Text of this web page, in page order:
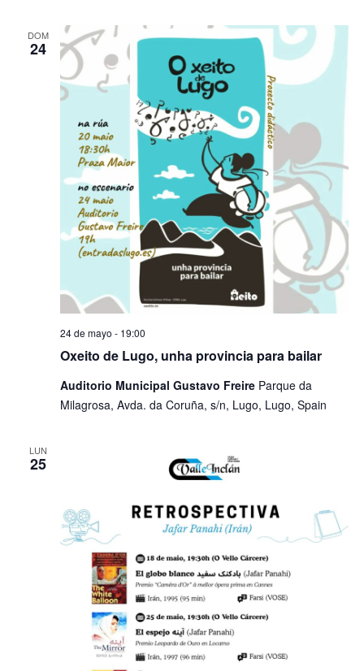
DOM
24
Oxeito de Lugo, unha provincia para bailar
24 de mayo - 19:00
​Auditorio Municipal Gustavo Freire Parque da
Milagrosa, Avda. da Coruña, s/n, Lugo, Lugo, Spain
LUN
25